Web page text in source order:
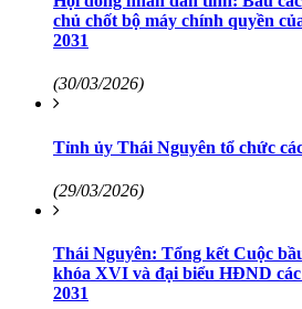
chủ chốt bộ máy chính quyền
2031
(30/03/2026)
Tỉnh ủy Thái Nguyên tổ chức
(29/03/2026)
Thái Nguyên: Tổng kết Cuộc
khóa XVI và đại biểu HĐND các
2031